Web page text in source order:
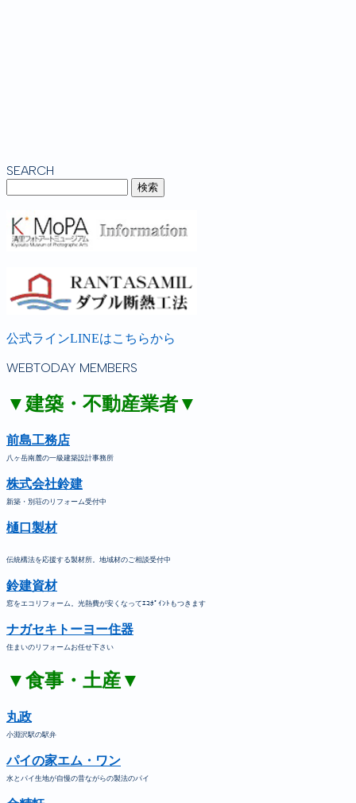
SEARCH
公式ラインLINEはこちらから
WEBTODAY MEMBERS
▼建築・不動産業者▼
前島工務店
八ヶ岳南麓の一級建築設計事務所
株式会社鈴建
新築・別荘のリフォーム受付中
樋口製材
伝統構法を応援する製材所。地域材のご相談受付中
鈴建資材
窓をエコリフォーム。光熱費が安くなってｴｺﾎﾟｲﾝﾄもつきます
ナガセキトーヨー住器
住まいのリフォームお任せ下さい
▼食事・土産▼
丸政
小淵沢駅の駅弁
パイの家エム・ワン
水とパイ生地が自慢の昔ながらの製法のパイ